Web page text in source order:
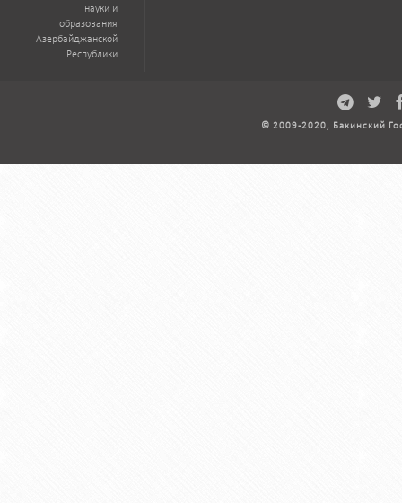
науки и
образования
Азербайджанской
Республики
© 2009-2020, Бакинский